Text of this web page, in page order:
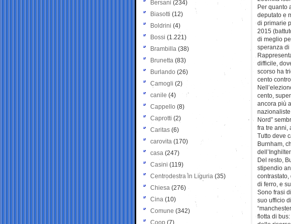
Per quanto
deputato e
di primarie
2015
di meglio
speranza di
difficile,
scorso ha
cento
cento,
ancora più
Nord”
fra tre anni,
Tutto deve
Burnham,
Del resto,
stipendio
di ferro, e
Sono frasi
suo ufficio
flotta di
Bersani (234)
Biasotti (12)
Boldrini (4)
Bossi (1.221)
Brambilla (38)
Brunetta (83)
Burlando (26)
Camogli (2)
canile (4)
Cappello (8)
Caprotti (2)
Caritas (6)
carovita (170)
casa (247)
Casini (119)
Centrodestra in Liguria (35)
Chiesa (276)
Cina (10)
Comune (342)
Coop (7)